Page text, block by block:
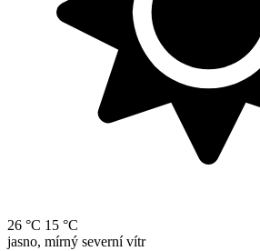
26 °C 15 °C
jasno, mírný severní vítr